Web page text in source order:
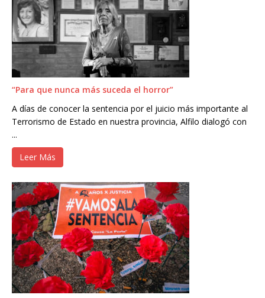
“Para que nunca más suceda el horror”
A días de conocer la sentencia por el juicio más importante al
Terrorismo de Estado en nuestra provincia, Alfilo dialogó con
...
Leer Más